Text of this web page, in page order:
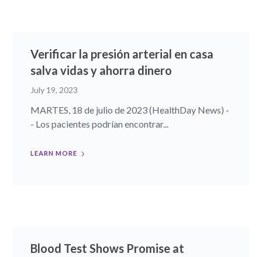
Verificar la presión arterial en casa
salva vidas y ahorra dinero
July 19, 2023
MARTES, 18 de julio de 2023 (HealthDay News) -
- Los pacientes podrían encontrar...
LEARN MORE
Blood Test Shows Promise at